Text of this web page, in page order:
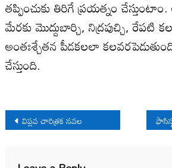
తప్పించుకు తిరిగే ప్రయత్నం
మేరకు మొద్దుబార్చి, నిద్రపుచ్చి, రేపటి
అంతఃశ్చేతన పీడకలలా
చేస్తుంది.
Post
navigation
విప్లవ చారిత్రక నవల